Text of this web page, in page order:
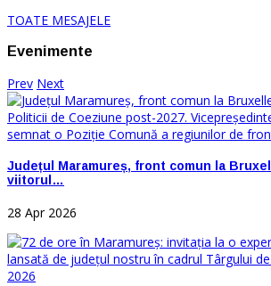
TOATE MESAJELE
Evenimente
Prev Next
Județul Maramureș, front comun la
viitorul…
28 Apr 2026